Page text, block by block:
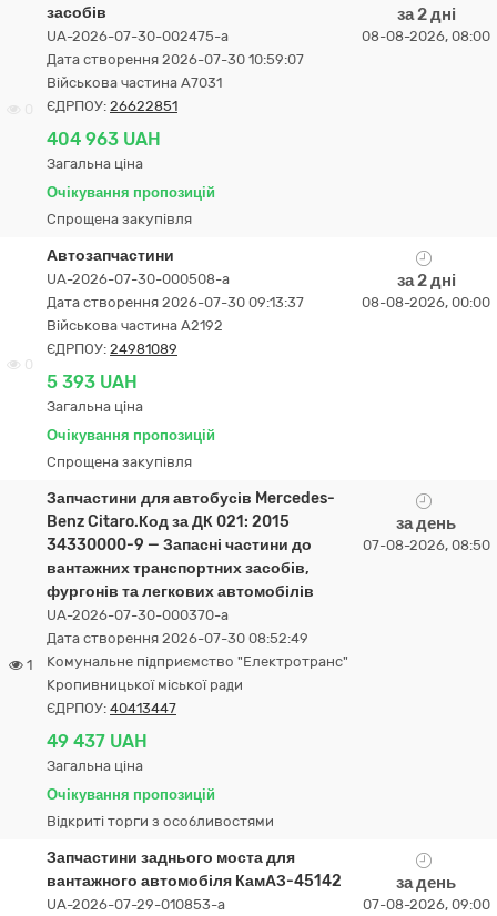
засобів
UA-2026-07-30-002475-a
Дата створення 2026-07-30 10:59:07
Військова частина А7031
ЄДРПОУ: 26622851
404 963 UAH
Загальна ціна
Очікування пропозицій
Спрощена закупівля
за 2 дні
08-08-2026, 08:00
0
Автозапчастини
UA-2026-07-30-000508-a
Дата створення 2026-07-30 09:13:37
Військова частина А2192
ЄДРПОУ: 24981089
5 393 UAH
Загальна ціна
Очікування пропозицій
Спрощена закупівля
за 2 дні
08-08-2026, 00:00
1
Запчастини для автобусів Mercedes-
Benz Citaro.Код за ДК 021: 2015
34330000-9 — Запасні частини до
вантажних транспортних засобів,
фургонів та легкових автомобілів
UA-2026-07-30-000370-a
Дата створення 2026-07-30 08:52:49
Комунальне підприємство "Електротранс"
Кропивницької міської ради
ЄДРПОУ: 40413447
49 437 UAH
Загальна ціна
Очікування пропозицій
Відкриті торги з особливостями
за день
07-08-2026, 08:50
Запчастини заднього моста для
вантажного автомобіля КамАЗ-45142
UA-2026-07-29-010853-a
за день
07-08-2026, 09:00